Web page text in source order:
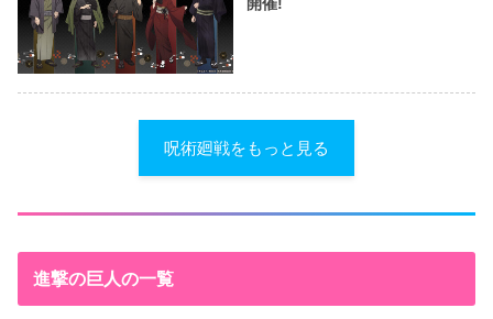
呪術廻戦をもっと見る
進撃の巨人の一覧